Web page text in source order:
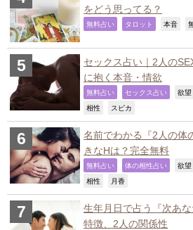
をどう思ってる？
無料占い タロット 本音
セックス占い｜2人の
に抱く本音・情欲
無料占い セックス占い 欲望
相性 スピカ
名前でわかる『2人の体
きなHは？完全無料
無料占い 体の相性占い 欲望
相性 月香
生年月日で占う『次あ
特徴、2人の関係性